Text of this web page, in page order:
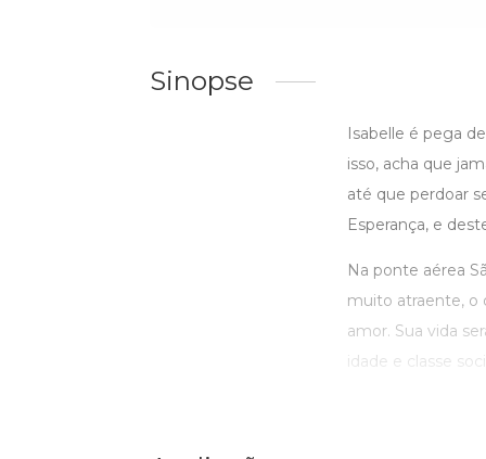
Sinopse
Isabelle é pega
isso, acha que
até que perdoar
Esperança, e
Na ponte aérea
muito atraente, o
amor. Sua vida
idade e classe